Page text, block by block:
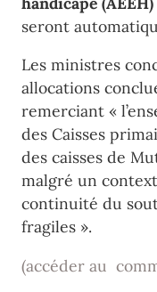
seront
Les ministres
allocations
remerciant «
des Caisses
des caisses de
malgré un
continuité du
fragiles ».
(accéder au